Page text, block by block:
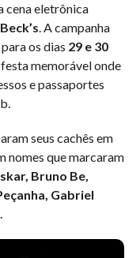
cena eletrônica
. A campanha
os dias 29 e 30
memorável onde
e passaportes
seus cachês em
nomes que marcaram
Bruno Be,
Gabriel